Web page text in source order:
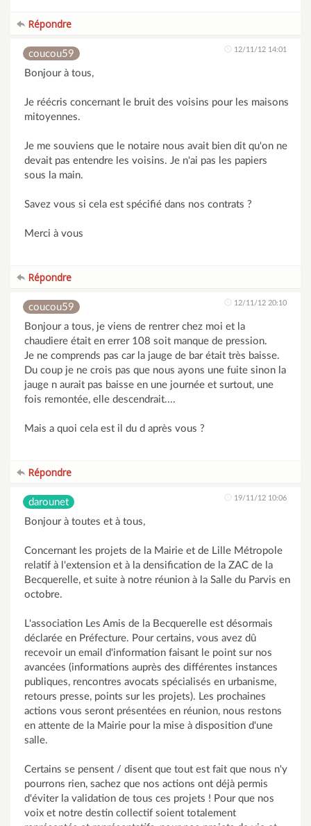
Répondre
coucou59 12/11/12 14:01
Bonjour à tous,
Je réécris concernant le bruit des voisins pour les maisons
mitoyennes.
Je me souviens que le notaire nous avait bien dit qu'on ne
devait pas entendre les voisins. Je n'ai pas les papiers
sous la main.
Savez vous si cela est spécifié dans nos contrats ?
Merci à vous
Répondre
coucou59 12/11/12 20:10
Bonjour a tous, je viens de rentrer chez moi et la
chaudiere était en errer 108 soit manque de pression.
Je ne comprends pas car la jauge de bar était très baisse.
Du coup je ne crois pas que nous ayons une fuite sinon la
jauge n aurait pas baisse en une journée et surtout, une
fois remontée, elle descendrait....
Mais a quoi cela est il du d après vous ?
Répondre
darounet 19/11/12 10:06
Bonjour à toutes et à tous,
Concernant les projets de la Mairie et de Lille Métropole
relatif à l'extension et à la densification de la ZAC de la
Becquerelle, et suite à notre réunion à la Salle du Parvis en
octobre.
L'association Les Amis de la Becquerelle est désormais
déclarée en Préfecture. Pour certains, vous avez dû
recevoir un email d'information faisant le point sur nos
avancées (informations auprès des différentes instances
publiques, rencontres avocats spécialisés en urbanisme,
retours presse, points sur les projets). Les prochaines
actions vous seront présentées en réunion, nous restons
en attente de la Mairie pour la mise à disposition d'une
salle.
Certains se pensent / disent que tout est fait que nous n'y
pourrons rien, sachez que nos actions ont déjà permis
d'éviter la validation de tous ces projets ! Pour que nos
voix et notre destin collectif soient totalement